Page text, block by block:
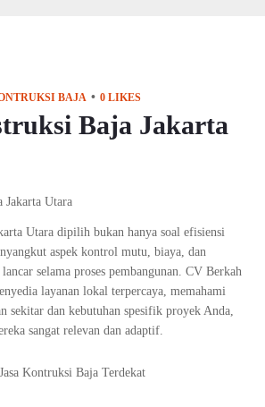
BAJA 0 LIKES
Baja Jakarta
Utara dipilih bukan hanya soal efisiensi
aspek kontrol mutu, biaya, dan
selama proses pembangunan. CV Berkah
layanan lokal terpercaya, memahami
sekitar dan kebutuhan spesifik proyek Anda,
sangat relevan dan adaptif.